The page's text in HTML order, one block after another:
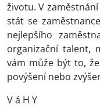
životu. V
stát se
nejlepšího
organizační talent,
vám může být to,
povýšení nebo
V á H Y